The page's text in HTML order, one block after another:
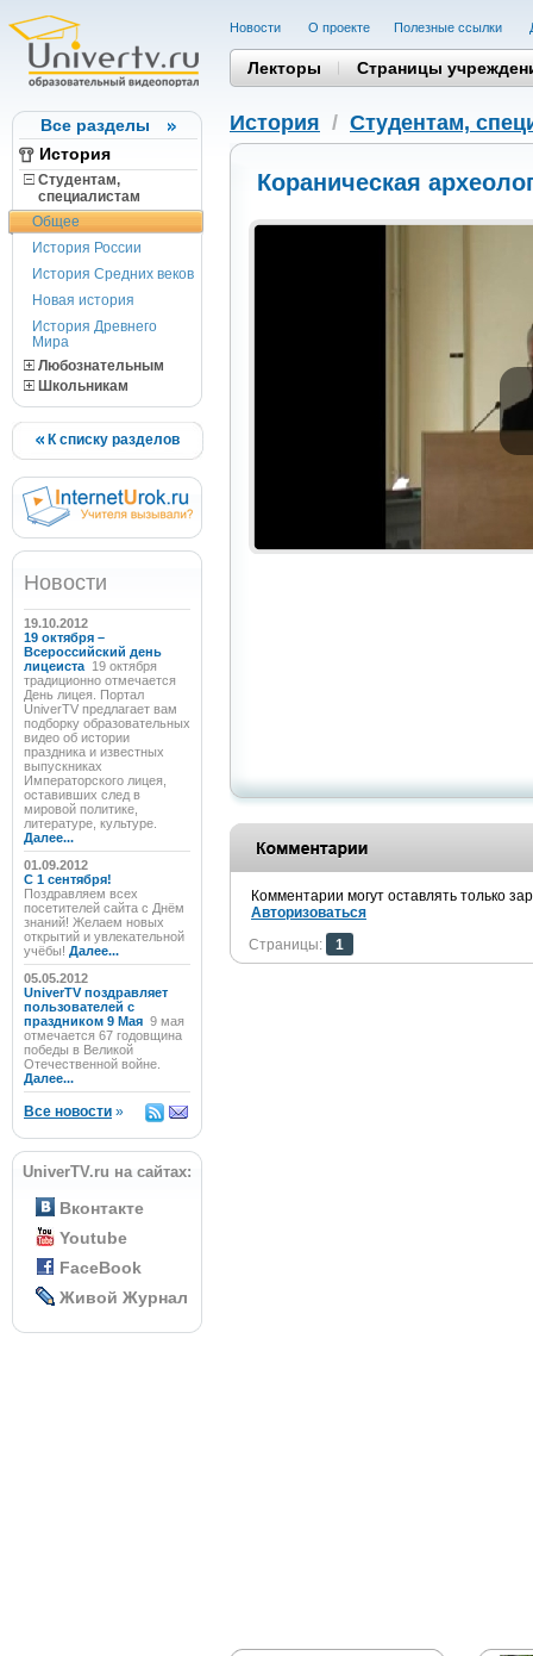
Все разделы
История
Студентам,
cпециалистам
Общее
История России
История Средних веков
Новая история
История Древнего
Мира
Любознательным
Школьникам
К списку разделов
Новости
19.10.2012
19 октября –
Всероссийский день
лицеиста 19 октября
традиционно отмечается
День лицея. Портал
UniverTV предлагает вам
подборку образовательных
видео об истории
праздника и известных
выпускниках
Императорского лицея,
оставивших след в
мировой политике,
литературе, культуре.
Далее...
01.09.2012
C 1 сентября!
Поздравляем всех
посетителей сайта с Днём
знаний! Желаем новых
открытий и увлекательной
учёбы! Далее...
05.05.2012
UniverTV поздравляет
пользователей с
праздником 9 Мая 9 мая
отмечается 67 годовщина
победы в Великой
Отечественной войне.
Далее...
Все новости »
UniverTV.ru на сайтах:
Вконтакте
Youtube
FaceBook
Живой Журнал
Новости О проекте Полезные cсылки
Лекторы Страницы
История / Студентам,
Кораническая
Комментарии могут оставлять только
Авторизоваться
Страницы:
1